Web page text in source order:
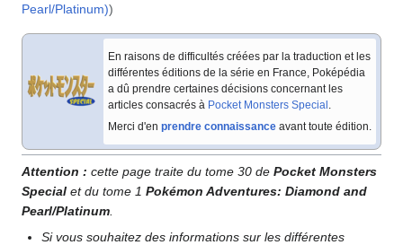
Pearl/Platinum))
En raisons de difficultés créées par la traduction et les
différentes éditions de la série en France, Poképédia
a dû prendre certaines décisions concernant les
articles consacrés à Pocket Monsters Special.
Merci d'en prendre connaissance avant toute édition.
Attention : cette page traite du tome 30 de Pocket Monsters
Special et du tome 1 Pokémon Adventures: Diamond and
Pearl/Platinum
Si vous souhaitez des informations sur les différentes